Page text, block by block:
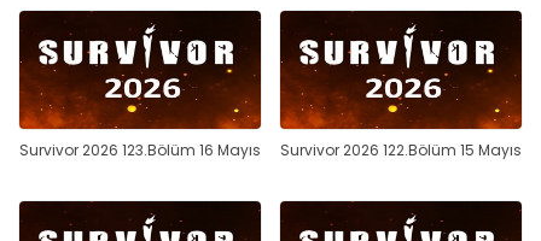
Survivor 2026 123.Bölüm 16 Mayıs Survivor 2026 122.Bölüm 15 Mayıs